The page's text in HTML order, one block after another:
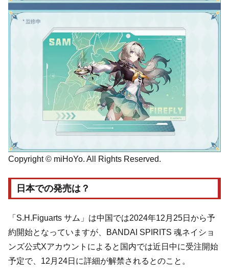
Copyright © miHoYo. All Rights Reserved.
日本での発売は？
「S.H.Figuarts サム」は中国では2024年12月25日から予
約開始となっていますが、BANDAI SPIRITS 魂ネイショ
ンズ公式Xアカウントによると国内では近日中に受注開始
予定で、12月24日に詳細が解禁されるとのこと。